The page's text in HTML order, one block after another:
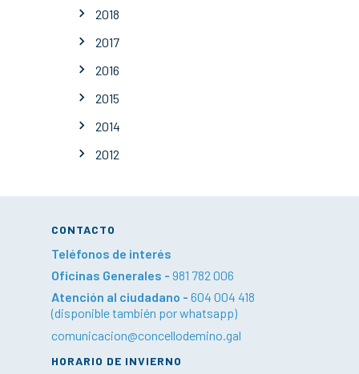
2018
2017
2016
2015
2014
2012
CONTACTO
Teléfonos de interés
Oficinas Generales - 981 782 006
Atención al ciudadano - 604 004 418
(disponible también por whatsapp)
comunicacion@concellodemino.gal
HORARIO DE INVIERNO